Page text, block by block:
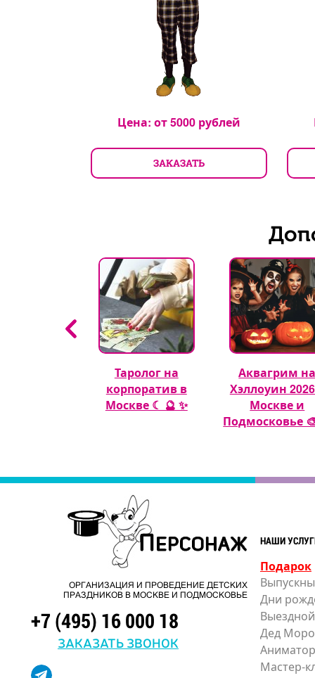
Цена: от5000 рублей
ЗАКАЗАТЬ
Таролог на
корпоратив в
Москве ☾ 🔮 ✨
Аквагрим
Хэллоуин
Москве и
Подмосковье
ОРГАНИЗАЦИЯ И ПРОВЕДЕНИЕ ДЕТСКИХ
ПРАЗДНИКОВ В МОСКВЕ И ПОДМОСКОВЬЕ
+7 (495) 16 000 18
ЗАКАЗАТЬ ЗВОНОК
НАШИ
Подарок
Дни
Дед
Мастер-